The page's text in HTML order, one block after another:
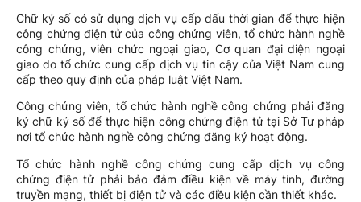
Chữ ký số có sử dụng dịch vụ cấp dấu thời gian để thực hiện
công chứng điện tử của công chứng viên, tổ chức hành nghề
công chứng, viên chức ngoại giao, Cơ quan đại diện ngoại
giao do tổ chức cung cấp dịch vụ tin cậy của Việt Nam cung
cấp theo quy định của pháp luật Việt Nam.
Công chứng viên, tổ chức hành nghề công chứng phải đăng
ký chữ ký số để thực hiện công chứng điện tử tại Sở Tư pháp
nơi tổ chức hành nghề công chứng đăng ký hoạt động.
Tổ chức hành nghề công chứng cung cấp dịch vụ công
chứng điện tử phải bảo đảm điều kiện về máy tính, đường
truyền mạng, thiết bị điện tử và các điều kiện cần thiết khác.